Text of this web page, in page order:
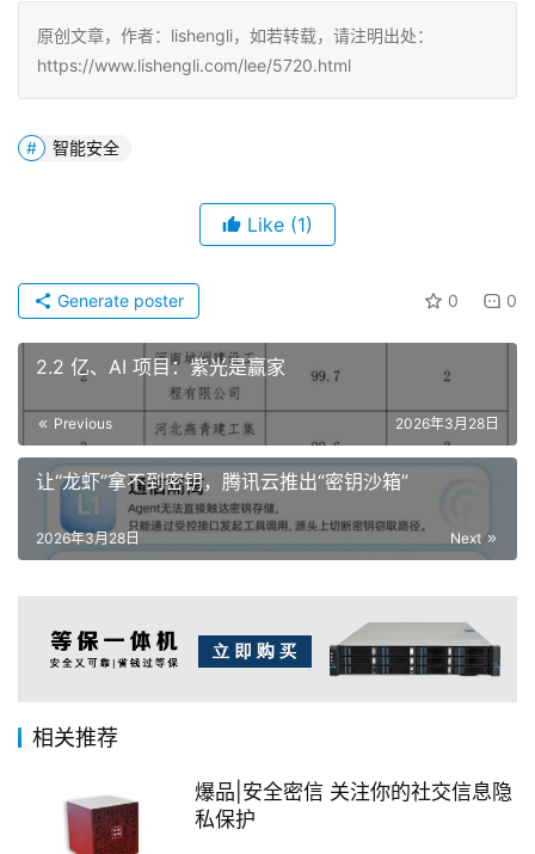
原创文章，作者：lishengli，如若转载，请注明出处：
https://www.lishengli.com/lee/5720.html
智能安全
Like (1)
0 0
Generate poster
2.2 亿、AI 项目：紫光是赢家
Previous 2026年3月28日
让“龙虾”拿不到密钥，腾讯云推出“密钥沙箱”
Next
2026年3月28日
相关推荐
爆品|安全密信 关注你的社交信息隐
私保护